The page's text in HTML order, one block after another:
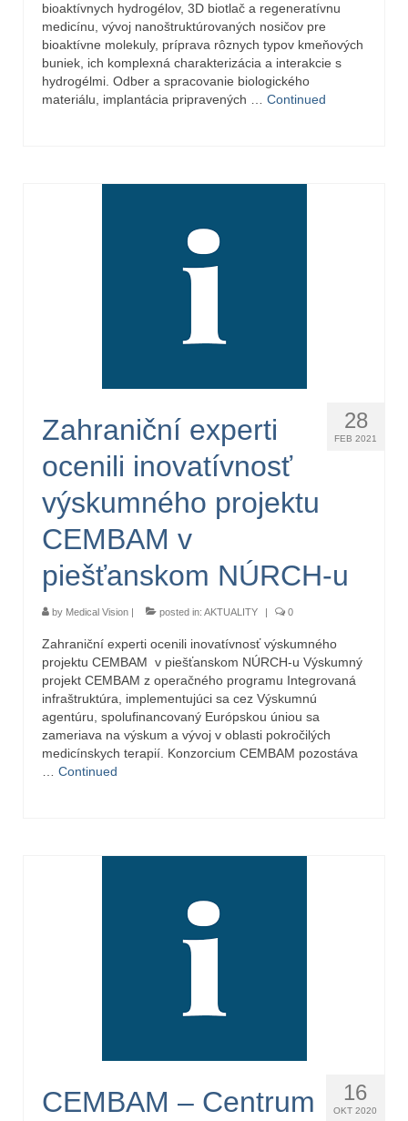
bioaktívnych hydrogélov, 3D biotlač a regeneratívnu
medicínu, vývoj nanoštruktúrovaných nosičov pre
bioaktívne molekuly, príprava rôznych typov kmeňových
buniek, ich komplexná charakterizácia a interakcie s
hydrogélmi. Odber a spracovanie biologického
materiálu, implantácia pripravených … Continued
28
FEB 2021
Zahraniční experti
ocenili inovatívnosť
výskumného projektu
CEMBAM v
piešťanskom NÚRCH-u
by Medical Vision | posted in: AKTUALITY | 0
Zahraniční experti ocenili inovatívnosť výskumného
projektu CEMBAM v piešťanskom NÚRCH-u Výskumný
projekt CEMBAM z operačného programu Integrovaná
infraštruktúra, implementujúci sa cez Výskumnú
agentúru, spolufinancovaný Európskou úniou sa
zameriava na výskum a vývoj v oblasti pokročilých
medicínskych terapií. Konzorcium CEMBAM pozostáva
Continued
16
OKT 2020
CEMBAM – Centrum